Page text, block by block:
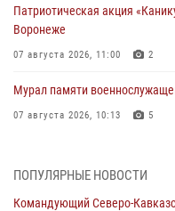
Патриотическая акция
Воронеже
07 августа 2026, 11:00 2
Мурал памяти
07 августа 2026, 10:13 5
Росгвардии по мини-футболу
ПОПУЛЯРНЫЕ НОВОСТИ
Командующий Северо-